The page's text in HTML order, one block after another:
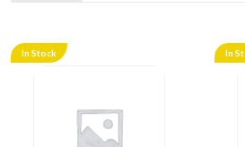
In Stock In